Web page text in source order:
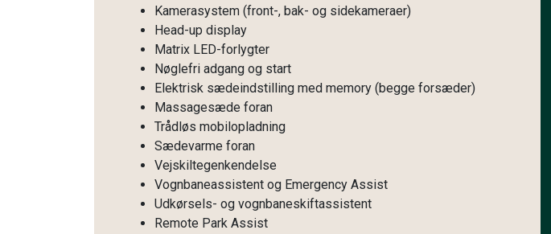
Kamerasystem (front-, bak- og sidekameraer)
Head-up display
Matrix LED-forlygter
Nøglefri adgang og start
Elektrisk sædeindstilling med memory (begge forsæder)
Massagesæde foran
Trådløs mobilopladning
Sædevarme foran
Vejskiltegenkendelse
Vognbaneassistent og Emergency Assist
Udkørsels- og vognbaneskiftassistent
Remote Park Assist